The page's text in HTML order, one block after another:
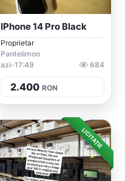
IPhone 14 Pro Black
Proprietar
Pantelimon
azi-17:49
684
2.400 RON
LICITAȚIE